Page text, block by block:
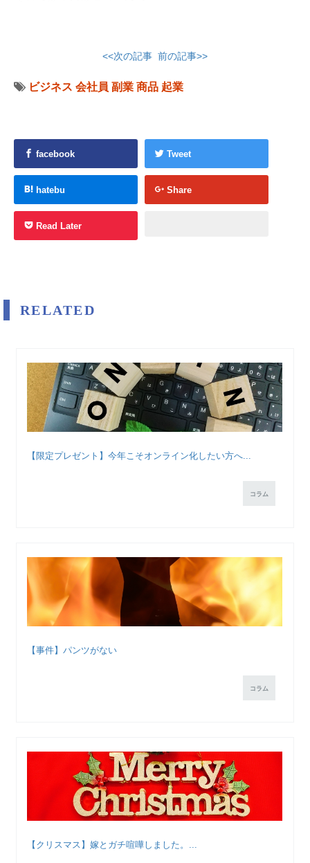
<<次の記事 前の記事>>
ビジネス 会社員 副業 商品 起業
facebook Tweet
hatebu Share
Read Later
RELATED
【限定プレゼント】今年こそオンライン化したい方へ...
コラム
【事件】パンツがない
コラム
【クリスマス】嫁とガチ喧嘩しました。...